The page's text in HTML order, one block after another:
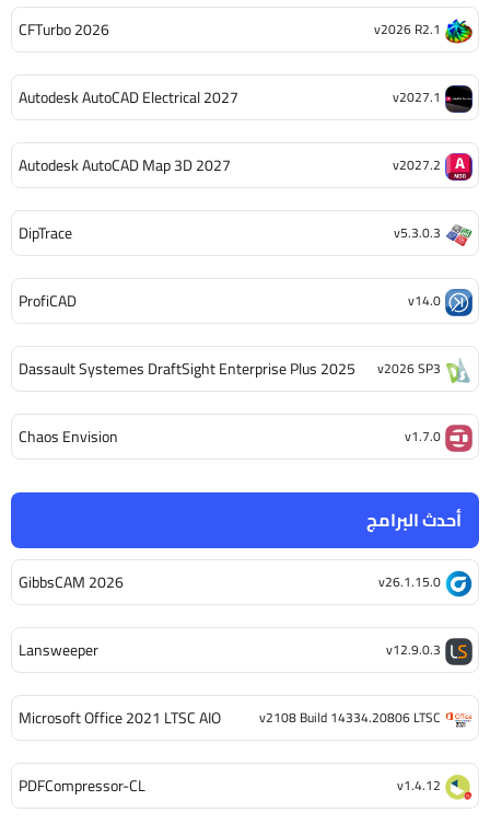
أحدث البرامج
GibbsCAM 2026 v26.1.15.0
Lansweeper v12.9.0.3
Microsoft Office 2021 LTSC AIO v2108 Build 14334.20806 LTSC
PDFCompressor-CL v1.4.12
CFTurbo 2026 v2026 R2.1
Autodesk AutoCAD Electrical 2027 v2027.1
Autodesk AutoCAD Map 3D 2027 v2027.2
DipTrace v5.3.0.3
ProfiCAD v14.0
Dassault Systemes DraftSight Enterprise Plus 2025 v2026 SP3
Chaos Envision v1.7.0